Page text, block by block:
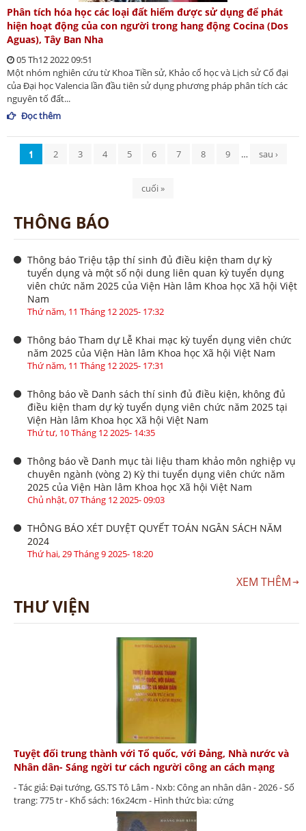
Phân tích hóa học các loại đất hiếm được sử dụng để phát
hiện hoạt động của con người trong hang động Cocina (Dos
Aguas), Tây Ban Nha
05 Th12 2022 09:51
Một nhóm nghiên cứu từ Khoa Tiền sử, Khảo cổ học và Lịch sử Cổ đại
của Đại học Valencia lần đầu tiên sử dụng phương pháp phân tích các
nguyên tố đất...
Đọc thêm
Trang
1 2 3 4 5 6 7 8 9 … sau ›
cuối »
THÔNG BÁO
Thông báo Triệu tập thí sinh đủ điều kiện tham dự kỳ
tuyển dụng và một số nội dung liên quan kỳ tuyển dụng
viên chức năm 2025 của Viện Hàn lâm Khoa học Xã hội Việt
Nam
Thứ năm, 11 Tháng 12 2025- 17:32
Thông báo Tham dự Lễ Khai mạc kỳ tuyển dụng viên chức
năm 2025 của Viện Hàn lâm Khoa học Xã hội Việt Nam
Thứ năm, 11 Tháng 12 2025- 17:31
Thông báo về Danh sách thí sinh đủ điều kiện, không đủ
điều kiện tham dự kỳ tuyển dụng viên chức năm 2025 tại
Viện Hàn lâm Khoa học Xã hội Việt Nam
Thứ tư, 10 Tháng 12 2025- 14:35
Thông báo về Danh mục tài liệu tham khảo môn nghiệp vụ
chuyên ngành (vòng 2) Kỳ thi tuyển dụng viên chức năm
2025 của Viện Hàn lâm Khoa học Xã hội Việt Nam
Chủ nhật, 07 Tháng 12 2025- 09:03
THÔNG BÁO XÉT DUYỆT QUYẾT TOÁN NGÂN SÁCH NĂM
2024
Thứ hai, 29 Tháng 9 2025- 18:20
XEM THÊM
THƯ VIỆN
Tuyệt đối trung thành với Tổ quốc, với Đảng, Nhà nước và
Nhân dân- Sáng ngời tư cách người công an cách mạng
- Tác giả: Đại tướng, GS.TS Tô Lâm - Nxb: Công an nhân dân - 2026 - Số
trang: 775 tr - Khổ sách: 16x24cm - Hình thức bìa: cứng